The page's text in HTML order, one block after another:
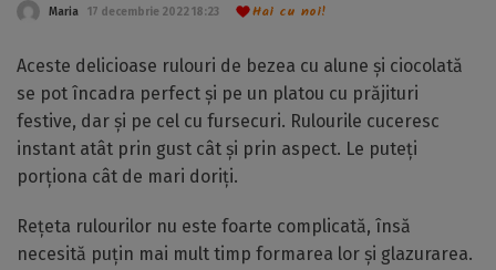
Maria 17 decembrie 2022 18:23 Hai cu noi!
Aceste delicioase rulouri de bezea cu alune și ciocolată
se pot încadra perfect și pe un platou cu prăjituri
festive, dar și pe cel cu fursecuri. Rulourile cuceresc
instant atât prin gust cât și prin aspect. Le puteți
porționa cât de mari doriți.
Rețeta rulourilor nu este foarte complicată, însă
necesită puțin mai mult timp formarea lor și glazurarea.